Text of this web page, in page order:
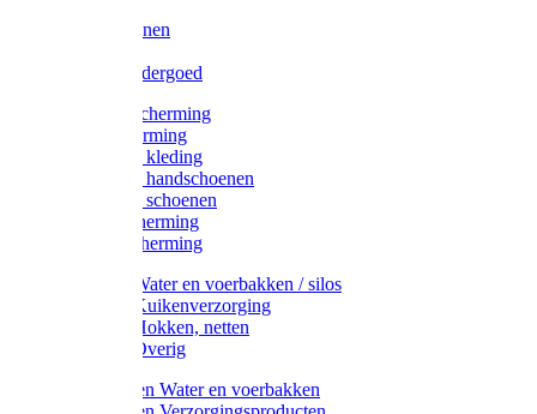
Handschoenen
Thermo ondergoed
Gehoorbescherming
Oogbescherming
Disposable kleding
Disposable handschoenen
Disposable schoenen
Mondbescherming
Hoofdbescherming
Pluimvee Water en voerbakken / silos
Pluimvee Kuikenverzorging
Pluimvee Hokken, netten
Pluimvee Overig
Knaagdieren Water en voerbakken